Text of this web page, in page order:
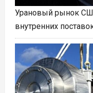
Урановый рынок
внутренних